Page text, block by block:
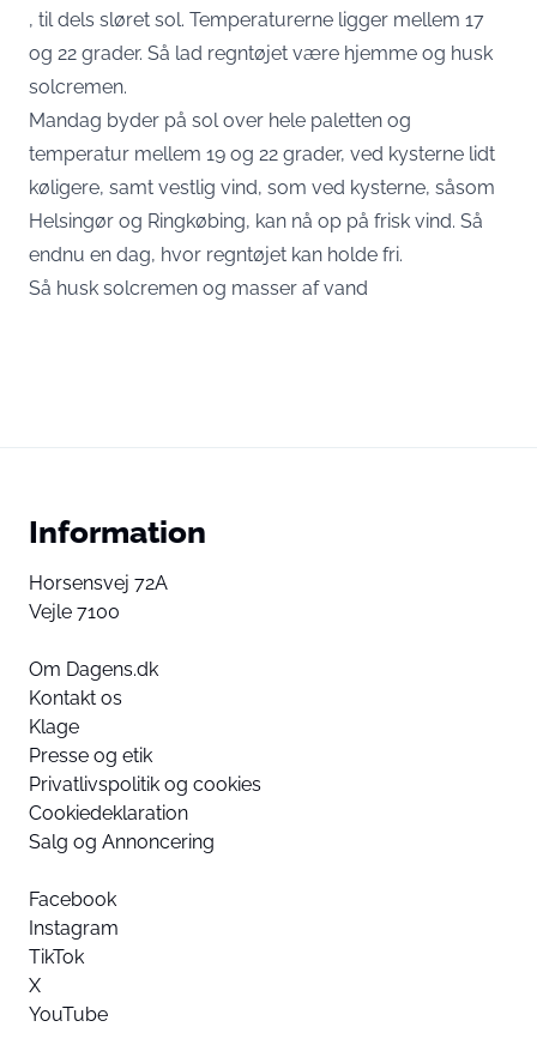
, til dels sløret sol. Temperaturerne ligger mellem 17
og 22 grader. Så lad regntøjet være hjemme og husk
solcremen.
Mandag byder på sol over hele paletten og
temperatur mellem 19 og 22 grader, ved kysterne lidt
køligere, samt vestlig vind, som ved kysterne, såsom
Helsingør og Ringkøbing, kan nå op på frisk vind. Så
endnu en dag, hvor regntøjet kan holde fri.
Så husk solcremen og masser af vand
Information
Horsensvej 72A
Vejle 7100
Om Dagens.dk
Kontakt os
Klage
Presse og etik
Privatlivspolitik og cookies
Cookiedeklaration
Salg og Annoncering
Facebook
Instagram
TikTok
X
YouTube